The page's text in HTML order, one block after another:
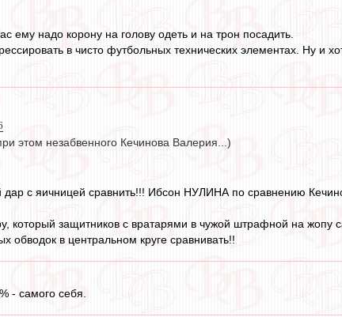
ему надо корону на голову одеть и на трон посадить.
в чисто футбольных технических элементах. Ну и
этом незабвенного Кечинова Валерия...)
дар с яичницей сравнить!!! Ибсон НУЛИНА по сравнению
защитников с вратарями в чужой штрафной на жопу
обводок в центральном круге сравнивать!!
- самого себя.